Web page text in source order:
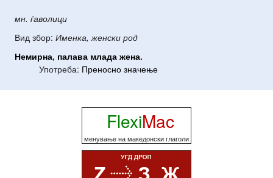
мн. ѓаволици
Вид збор: Именка, женски род
Немирна, палава млада жена.
Употреба: Преносно значење
FlexiMac
менување на македонски глаголи